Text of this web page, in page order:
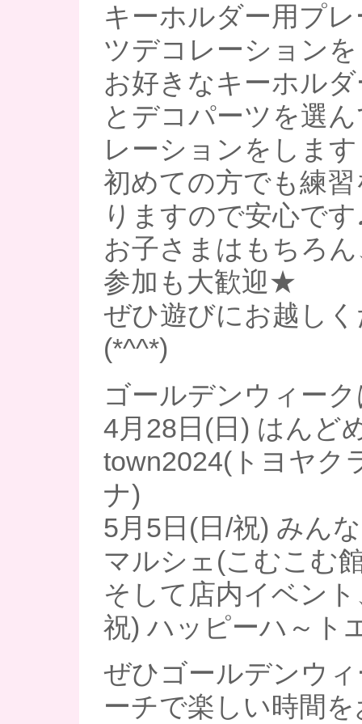
キーホルダー用プ
ツデコレーション
お好きなキーホル
とデコパーツを選
レーションをしま
初めての方でも練
りますので安心です
お子さまはもちろ
参加も大歓迎★
ぜひ遊びにお越し
(*^^*)
ゴールデンウィー
4月28日(日) はんど
town2024(トヨヤク
ナ)
5月5日(日/祝) みん
マルシェ(こむこむ
そして店内イベン
祝) ハッピーハ～ト
ぜひゴールデンウ
ーチで楽しい時間